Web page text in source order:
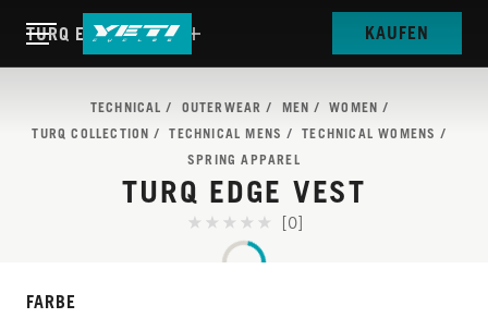
TURQ EDGE VEST KAUFEN
TECHNICAL OUTERWEAR MEN
WOMEN
TURQ COLLECTION
TECHNICAL MENS
TECHNICAL WOMENS
SPRING APPAREL
TURQ EDGE VEST
[0]
FARBE